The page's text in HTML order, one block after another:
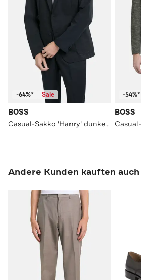
-64%* Sale
BOSS
Casual-Sakko 'Hanry' dunkelblau
-54%*
BOSS
Andere Kunden kauften auch